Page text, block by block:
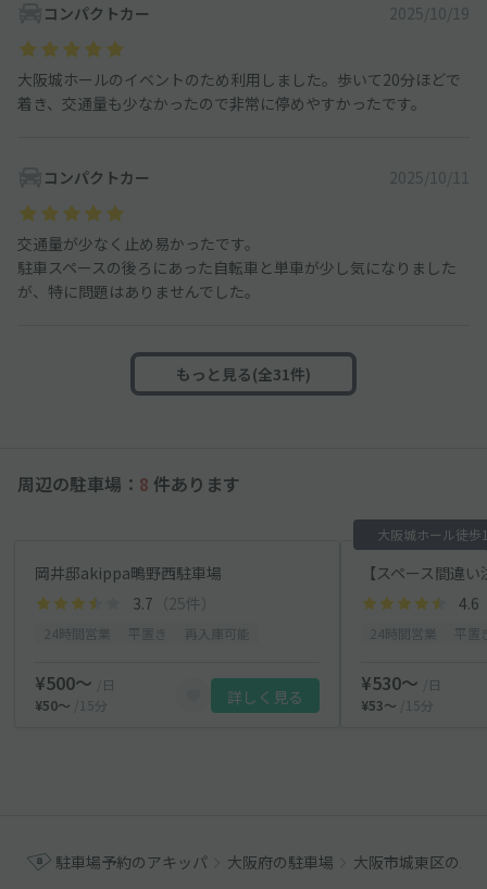
コンパクトカー 2025/10/19
大阪城ホールのイベントのため利用しました。歩いて20分ほどで
着き、交通量も少なかったので非常に停めやすかったです。
コンパクトカー 2025/10/11
交通量が少なく止め易かったです。
駐車スペースの後ろにあった自転車と単車が少し気になりました
が、特に問題はありませんでした。
もっと見る(全31件)
周辺の駐車場： 8 件あります
岡井邸akippa鴫野西駐車場
3.7 （25件）
¥500〜
/日
¥50〜
/15分 詳しく見る
大阪城ホール徒
4.6
¥530〜
/日
¥53〜
/15分
駐車場予約のアキッパ 大阪府の駐車場 大阪市城東区の駐